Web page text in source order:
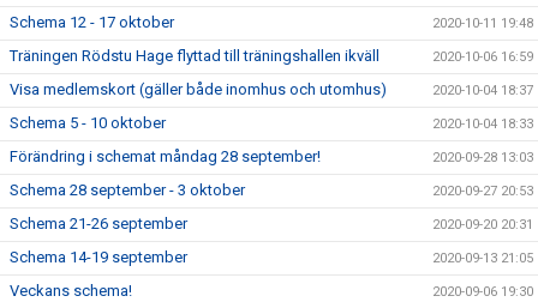
Schema 12 - 17 oktober 2020-10-11 19:48
Träningen Rödstu Hage flyttad till träningshallen ikväll 2020-10-06 16:59
Visa medlemskort (gäller både inomhus och utomhus) 2020-10-04 18:37
Schema 5 - 10 oktober 2020-10-04 18:33
Förändring i schemat måndag 28 september! 2020-09-28 13:03
Schema 28 september - 3 oktober 2020-09-27 20:53
Schema 21-26 september 2020-09-20 20:31
Schema 14-19 september 2020-09-13 21:05
Veckans schema! 2020-09-06 19:30